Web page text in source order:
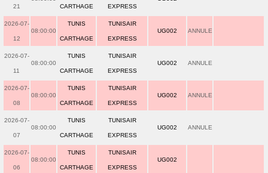
21 CARTHAGE EXPRESS
2026-07-
12
08:00:00
TUNIS
CARTHAGE
TUNISAIR
EXPRESS
UG002 ANNULE
2026-07-
11
08:00:00
TUNIS
CARTHAGE
TUNISAIR
EXPRESS
UG002 ANNULE
2026-07-
08
08:00:00
TUNIS
CARTHAGE
TUNISAIR
EXPRESS
UG002 ANNULE
2026-07-
07
08:00:00
TUNIS
CARTHAGE
TUNISAIR
EXPRESS
UG002 ANNULE
2026-07-
06
08:00:00
TUNIS
CARTHAGE
TUNISAIR
EXPRESS
UG002